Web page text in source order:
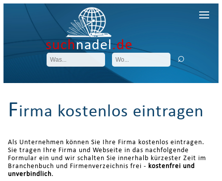
suchnadel.de
Firma kostenlos eintragen
Als Unternehmen können Sie Ihre Firma kostenlos eintragen.
Sie tragen Ihre Firma und Webseite in das nachfolgende
Formular ein und wir schalten Sie innerhalb kürzester Zeit im
Branchenbuch und Firmenverzeichnis frei - kostenfrei und
unverbindlich.